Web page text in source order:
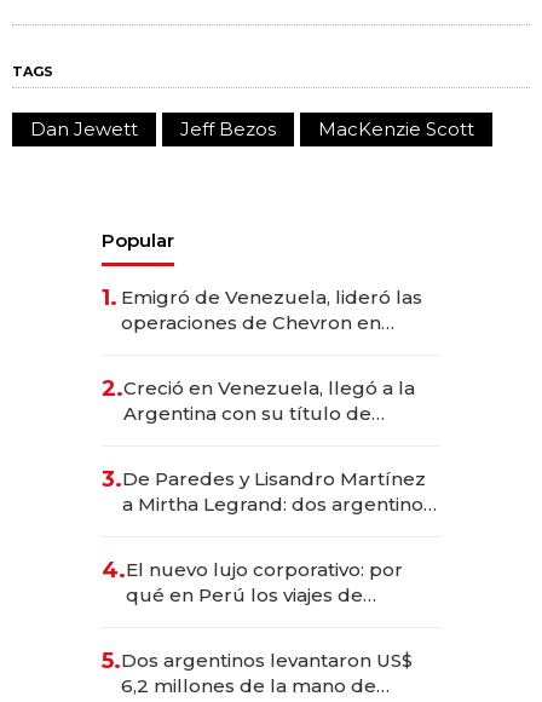
TAGS
Dan Jewett Jeff Bezos MacKenzie Scott
Popular
1. Emigró de Venezuela, lideró las
operaciones de Chevron en
2.Creció en Venezuela, llegó a la
Argentina con su título de
las marcas "fast premium"
3.De Paredes y Lisandro Martínez
a Mirtha Legrand: dos argentinos
4.El nuevo lujo corporativo: por
qué en Perú los viajes de
para convertirse en experiencias
transformadoras
5.Dos argentinos levantaron US$
6,2 millones de la mano de